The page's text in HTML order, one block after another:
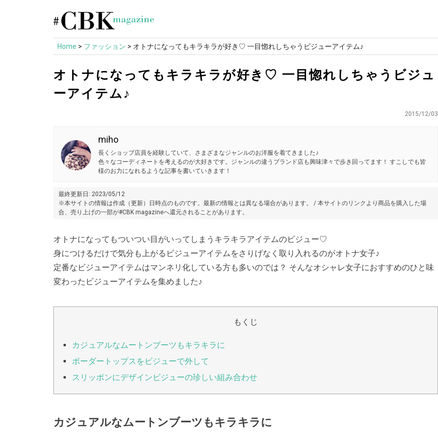
content
Home > ファッション > オトナになってもキラキラが好き♡ 一目惚れしちゃうビジューアイテム♪
オトナになってもキラキラが好き♡ 一目惚れしちゃうビジュ
ーアイテム♪
2015/12/03
miho
長くショップ店員を経験していて、さまざまなジャンルのお洋服を着てきました♪
色々なコーディネートを考えるのが大好きです。ジャンルの違うブランド店も興味津々で歩き回ってます！ すこしでも皆
様のお力になれるような記事を書いていきます！
最終更新日: 2023/05/12
※本サイトの情報は作成（更新）日時点のものです。最新の情報とは異なる場合があります。 / 本サイトのリンクより商品を購入した場
合、売り上げの一部が#CBK magazineへ還元されることがあります。
オトナになってもついつい目がいってしまうキラキラアイテムのビジュー♡
身につけるだけで気分も上がるビジューアイテムをさりげなく取り入れるのがオトナ女子♪
定番なビジューアイテムはマンネリ化している方も多いのでは？ そんなオシャレ女子におすすめのひと味
変わったビジューアイテムを集めました♪
もくじ
カジュアルなムートンブーツもキラキラに
ボーダートップスをビジューで外して
スリッポンにデザインビジューの珍しい組み合わせ
カジュアルなムートンブーツもキラキラに